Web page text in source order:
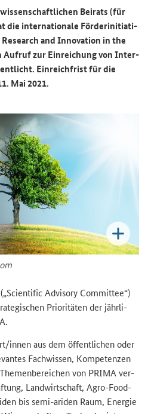
Bei­rats (für
die in­ter­na­tio­na­le För­der­initia­ti­
and Innovation in the
Auf­ruf zur Ein­rei­chung von In­ter­
Ein­reich­frist für die
Mai 2021.
Scientific Advisory Committee“)
Prio­ri­tä­ten der jähr­li­
innen aus dem öf­fent­li­chen oder
Fach­wis­sen, Kom­pe­ten­zen
von PRIMA ver­
Land­wirt­schaft, Agro-​Food-
bis semi-​ariden Raum, En­er­gie